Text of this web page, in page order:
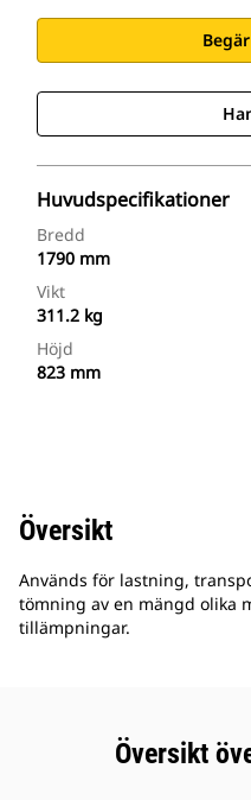
Huvudspecifikationer
Bredd
1790 mm
Vikt
311.2 kg
Höjd
823 mm
Översikt
Används för lastning,
tömning av en mängd olika
tillämpningar.
Översikt